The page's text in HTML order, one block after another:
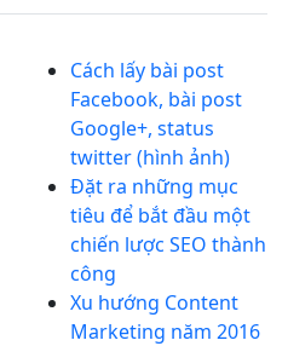
Cách lấy bài post
Facebook, bài post
Google+, status
twitter (hình ảnh)
Đặt ra những mục
tiêu để bắt đầu một
chiến lược SEO thành
công
Xu hướng Content
Marketing năm 2016